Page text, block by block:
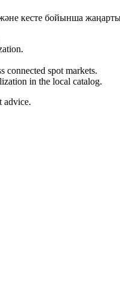
кесте бойынша
connected spot markets.
in the local catalog.
advice.